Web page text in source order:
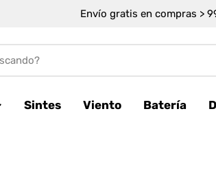
Envío gratis en compras >
Sintes Viento Batería